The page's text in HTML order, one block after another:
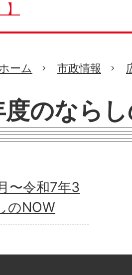
ーム 市政情報
のなら
〜令和7年3
のNOW